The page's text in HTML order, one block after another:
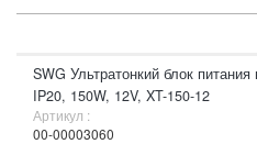
SWG Ультратонкий блок
IP20, 150W, 12V, XT-150-12
Артикул :
00-00003060